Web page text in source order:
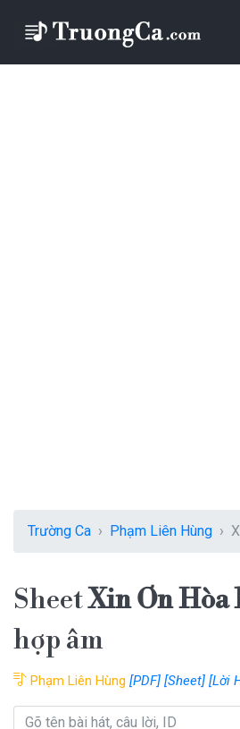
Trường Ca Phạm Liên Hùng
SheetXin Ơn
hợp âm
Phạm Liên Hùng [PDF] [Sheet] [Lời